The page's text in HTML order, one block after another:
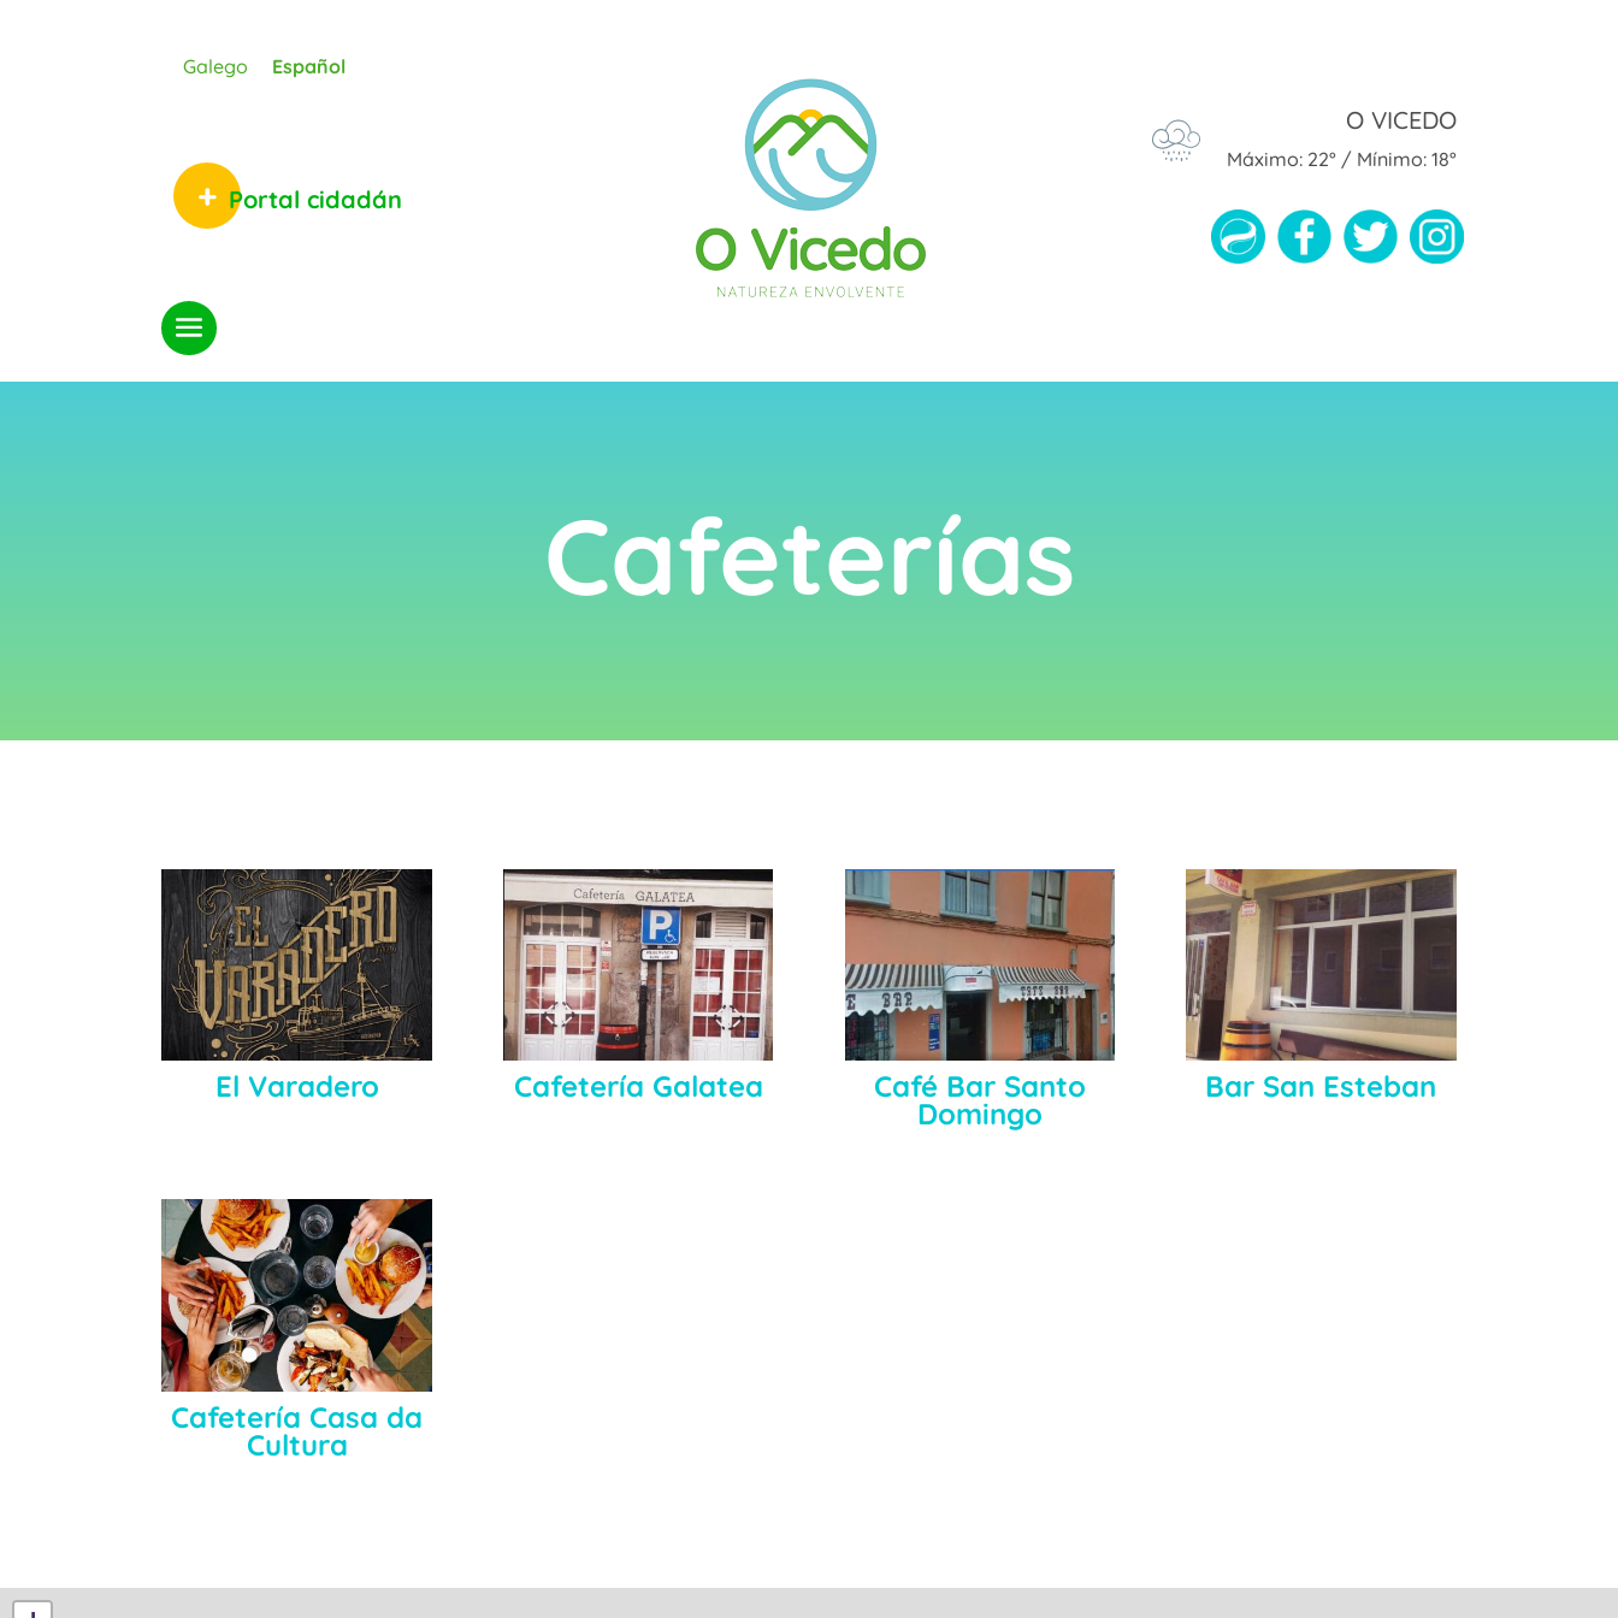
Galego Español
Portal cidadán
O VICEDO
Máximo: 22° / Mínimo: 18°
Cafeterías
El Varadero Cafetería Galatea Café Bar Santo
Domingo
Bar San Esteban
Cafetería Casa da
Cultura